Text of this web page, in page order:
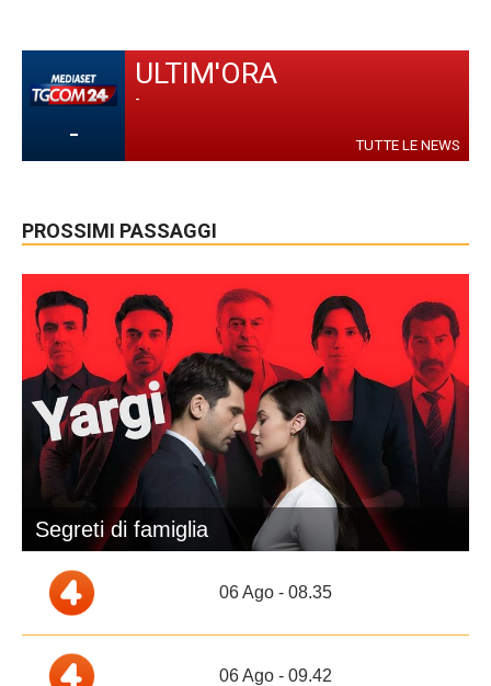
-
ULTIM'ORA
-
TUTTE LE NEWS
PROSSIMI PASSAGGI
Segreti di famiglia
06 Ago - 08.35
06 Ago - 09.42